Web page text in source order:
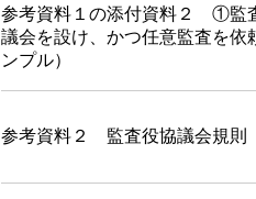
参考資料１の添付資料２ ①監
議会を設け、かつ任意監査を依
ンプル）
参考資料２ 監査役協議会規則